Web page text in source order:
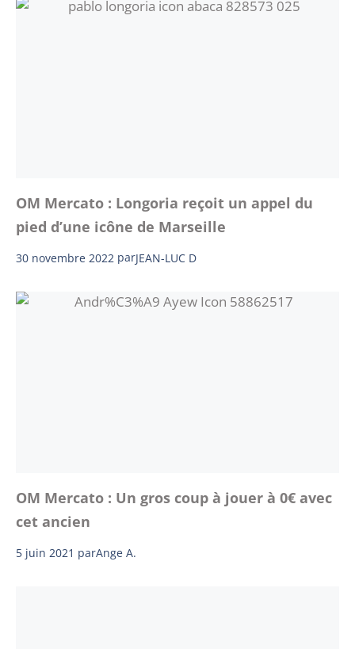
OM Mercato : Longoria reçoit un appel du
pied d’une icône de Marseille
30 novembre 2022 parJEAN-LUC D
OM Mercato : Un gros coup à jouer à 0€ avec
cet ancien
5 juin 2021 parAnge A.